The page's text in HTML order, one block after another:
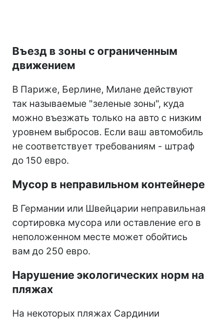
Въезд в зоны с ограниченным
движением
В Париже, Берлине, Милане действуют
так называемые "зеленые зоны", куда
можно въезжать только на авто с низким
уровнем выбросов. Если ваш автомобиль
не соответствует требованиям - штраф
до 150 евро.
Мусор в неправильном контейнере
В Германии или Швейцарии неправильная
сортировка мусора или оставление его в
неположенном месте может обойтись
вам до 250 евро.
Нарушение экологических норм на
пляжах
На некоторых пляжах Сардинии